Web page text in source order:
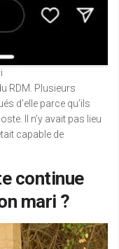
RDM. Plusieurs
d’elle parce qu’ils
Il n’y avait pas lieu
capable de
continue
mari ?